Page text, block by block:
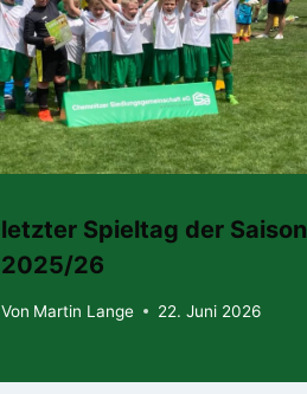
letzter Spieltag der Saison
2025/26
Von Martin Lange 22. Juni 2026